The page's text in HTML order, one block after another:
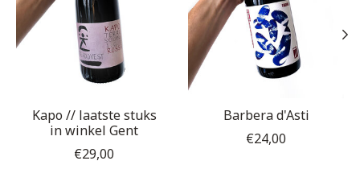
Kapo // laatste stuks
in winkel Gent
€29,00
Barbera d'Asti
€24,00